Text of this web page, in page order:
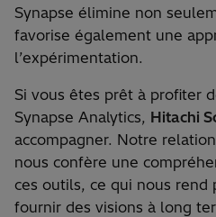
Synapse élimine non
favorise également une
l’expérimentation.
Si vous êtes prêt à profiter
Synapse Analytics, Hitachi
accompagner. Notre
nous confère une
ces outils, ce qui nous rend
fournir des visions à long